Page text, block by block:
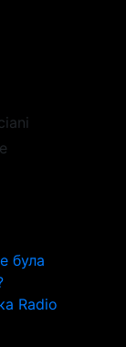
була
Radio